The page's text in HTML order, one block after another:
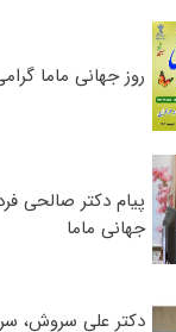
روز جهانی ماما
پیام دکتر صالحی
جهانی ماما
دکتر علی سروش،